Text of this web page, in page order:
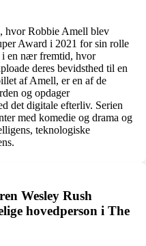
hvor Robbie Amell blev
Award i 2021 for sin rolle
i en nær fremtid, hvor
deres bevidsthed til en
af Amell, er en af de
og opdager
det digitale efterliv. Serien
med komedie og drama og
teknologiske
Wesley Rush
hovedperson i The